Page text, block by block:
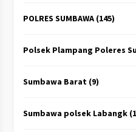
POLRES SUMBAWA(145)
Polsek Plampang Poleres
Sumbawa Barat(9)
Sumbawa polsek Labangk